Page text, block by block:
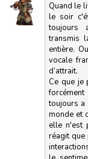
Quand le
le soir
toujours
transmis
entière.
vocale
d’attrait.
Ce que je
toujours a
monde et
elle n'est
réagit que